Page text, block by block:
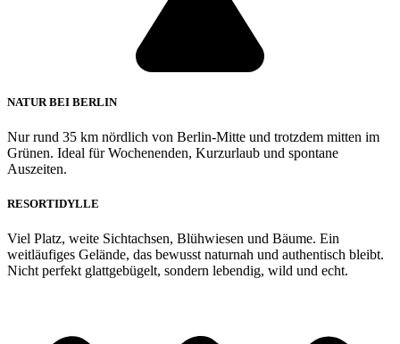
NATUR BEI BERLIN
Nur rund 35 km nördlich von Berlin-Mitte und trotzdem mitten im
Grünen. Ideal für Wochenenden, Kurzurlaub und spontane
Auszeiten.
RESORTIDYLLE
Viel Platz, weite Sichtachsen, Blühwiesen und Bäume. Ein
weitläufiges Gelände, das bewusst naturnah und authentisch bleibt.
Nicht perfekt glattgebügelt, sondern lebendig, wild und echt.